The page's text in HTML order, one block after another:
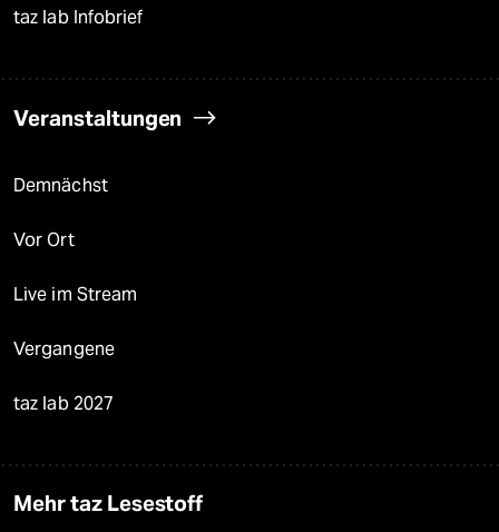
taz lab Infobrief
Veranstaltungen
Demnächst
Vor Ort
Live im Stream
Vergangene
taz lab 2027
Mehr taz Lesestoff